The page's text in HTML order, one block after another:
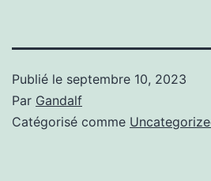
Publié le septembre 10, 2023
Par Gandalf
Catégorisé comme